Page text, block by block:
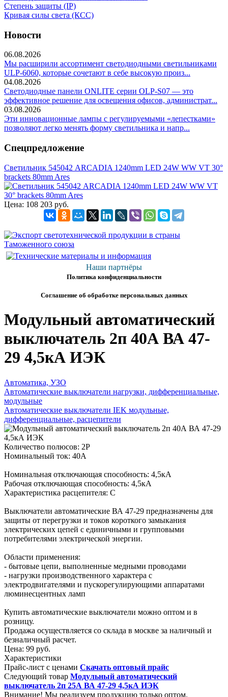
Степень защиты (IP)
Кривая силы света (КСС)
Новости
06.08.2026
Мы расширили ассортимент светодиодными светильниками
ULP-6060, которые сочетают в себе высокую произ...
04.08.2026
Светодиодные панели ONLITE серии OLP-S07 — это
эффективное решение для освещения офисов, администрат...
03.08.2026
Эти инновационные лампы с регулируемыми «лепестками»
позволяют легко менять форму светильника и напр...
Спецпредложение
Светильник 545042 ARCADIA 1240mm LED 24W WW VT 30°
brackets 80mm Ares
Цена: 108 203 руб.
Наши партнёры
Политика конфиденциальности
Соглашение об обработке персональных данных
Модульный автоматический
выключатель 2п 40А ВА 47-
29 4,5кА ИЭК
Автоматика, УЗО
Автоматические выключатели нагрузки, дифференциальные,
модульные
Автоматические выключатели IEK модульные,
дифференциальные, расцепители
Количество полюсов: 2P
Номинальный ток: 40А
Номинальная отключающая способность: 4,5кА
Рабочая отключающая способность: 4,5кА
Характеристика расцепителя: С
Выключатели автоматические ВА 47-29 предназначены для
защиты от перегрузки и токов короткого замыкания
электрических цепей с единичными и групповыми
потребителями электрической энергии.
Области применения:
- бытовые цепи, выполненные медными проводами
- нагрузки производственного характера с
электродвигателями и пускорегулирующими аппаратами
люминесцентных ламп
Купить автоматические выключатели можно оптом и в
розницу.
Продажа осуществляется со склада в москве за наличный и
безналичный расчет.
Цена: 99 руб.
Характеристики
Прайс-лист с ценами Скачать оптовый прайс
Следующий товар Модульный автоматический
выключатель 2п 25А ВА 47-29 4,5кА ИЭК
Внимание! Мы реализуем продукцию только оптом.